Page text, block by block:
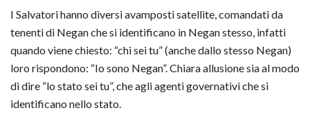
I Salvatori hanno diversi avamposti satellite, comandati da
tenenti di Negan che si identificano in Negan stesso, infatti
quando viene chiesto: “chi sei tu” (anche dallo stesso Negan)
loro rispondono: “Io sono Negan”. Chiara allusione sia al modo
di dire “lo stato sei tu”, che agli agenti governativi che si
identificano nello stato.